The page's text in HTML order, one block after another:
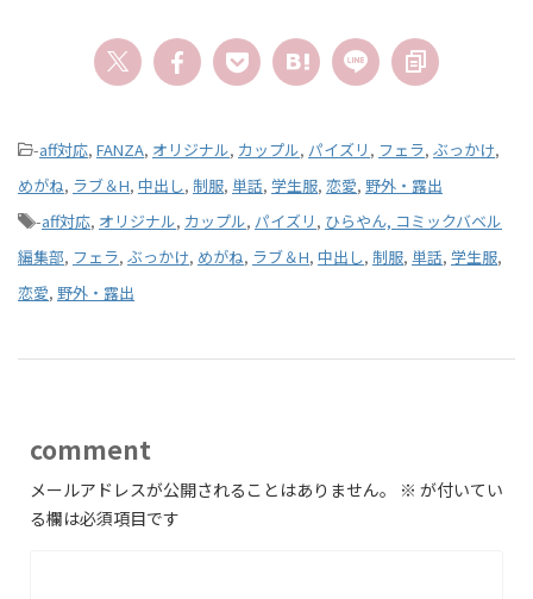
-aff対応, FANZA, オリジナル, カップル, パイズリ , フェラ, ぶっかけ,
めがね, ラブ＆H, 中出し, 制服, 単話, 学生服, 恋愛, 野外・露出
-aff対応, オリジナル, カップル, パイズリ , ひらやん, コミックバベル
編集部, フェラ, ぶっかけ, めがね, ラブ＆H, 中出し, 制服, 単話, 学生服,
恋愛, 野外・露出
comment
メールアドレスが公開されることはありません。 ※ が付いてい
る欄は必須項目です